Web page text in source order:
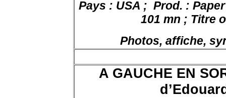
Pays : USA ; Prod. :
101 mn ; Titre
Photos, affiche,
A GAUCHE EN